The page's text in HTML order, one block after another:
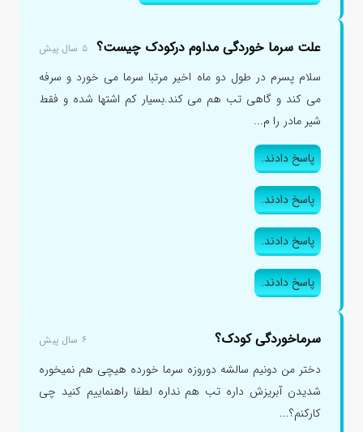
علت سرما خوردگی مداوم درکودک چیست؟ ۵ سال پیش
سلام پسرم در طول دو ماه اخیر مرتبا سرما می خورد و سرفه
می کند و گاهی تب هم می کند.بسیار کم اشتها شده و فقط
شیر مادر را م...
پاسخ دادند.
پاسخ دادند.
پاسخ دادند.
پاسخ دادند.
سرماخوردگی کودک؟ ۶ سال پیش
دختر من دونیم سالشه دوروزه سرما خورده هیچی هم نمیخوره
شدیدن آبریزش داره تب هم نداره لطفا راهنماییم کنید چی
کارکنم؟...